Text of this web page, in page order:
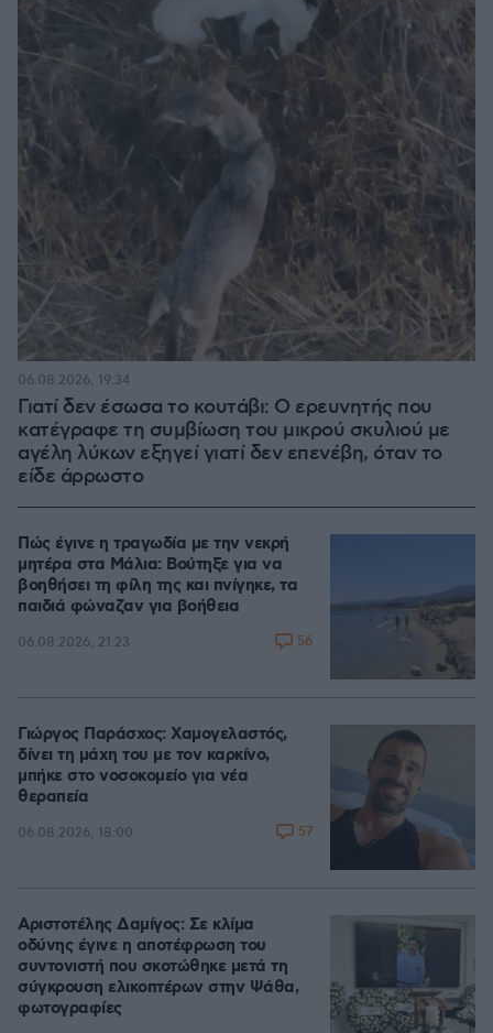
Γιατί δεν έσωσα το κουτάβι: Ο ερευνητής που
κατέγραφε τη συμβίωση του μικρού σκυλιού με
αγέλη λύκων εξηγεί γιατί δεν επενέβη, όταν το
είδε άρρωστο
06.08.2026, 19:34
Πώς έγινε η τραγωδία με την νεκρή
μητέρα στα Μάλια: Βούτηξε για να
βοηθήσει τη φίλη της και πνίγηκε, τα
παιδιά φώναζαν για βοήθεια
06.08.2026, 21:23 56
Γιώργος Παράσχος: Χαμογελαστός,
δίνει τη μάχη του με τον καρκίνο,
μπήκε στο νοσοκομείο για νέα
θεραπεία
06.08.2026, 18:00 57
Αριστοτέλης Δαμίγος: Σε κλίμα
οδύνης έγινε η αποτέφρωση του
συντονιστή που σκοτώθηκε μετά τη
σύγκρουση ελικοπτέρων στην Ψάθα,
φωτογραφίες